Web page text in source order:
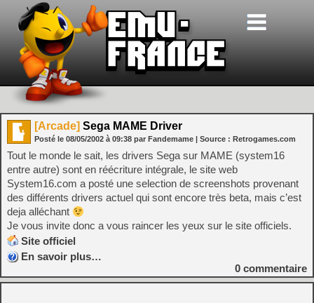
[Arcade] Sega MAME Driver
Posté le 08/05/2002 à 09:38 par Fandemame | Source : Retrogames.com
Tout le monde le sait, les drivers Sega sur MAME (system16
entre autre) sont en réécriture intégrale, le site web
System16.com a posté une selection de screenshots provenant
des différents drivers actuel qui sont encore très beta, mais c’est
deja alléchant
Je vous invite donc a vous raincer les yeux sur le site officiels.
Site officiel
En savoir plus…
0 commentaire